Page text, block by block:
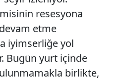
resesyona
etme
iyimserliğe yol
Bugün yurt içinde
birlikte,